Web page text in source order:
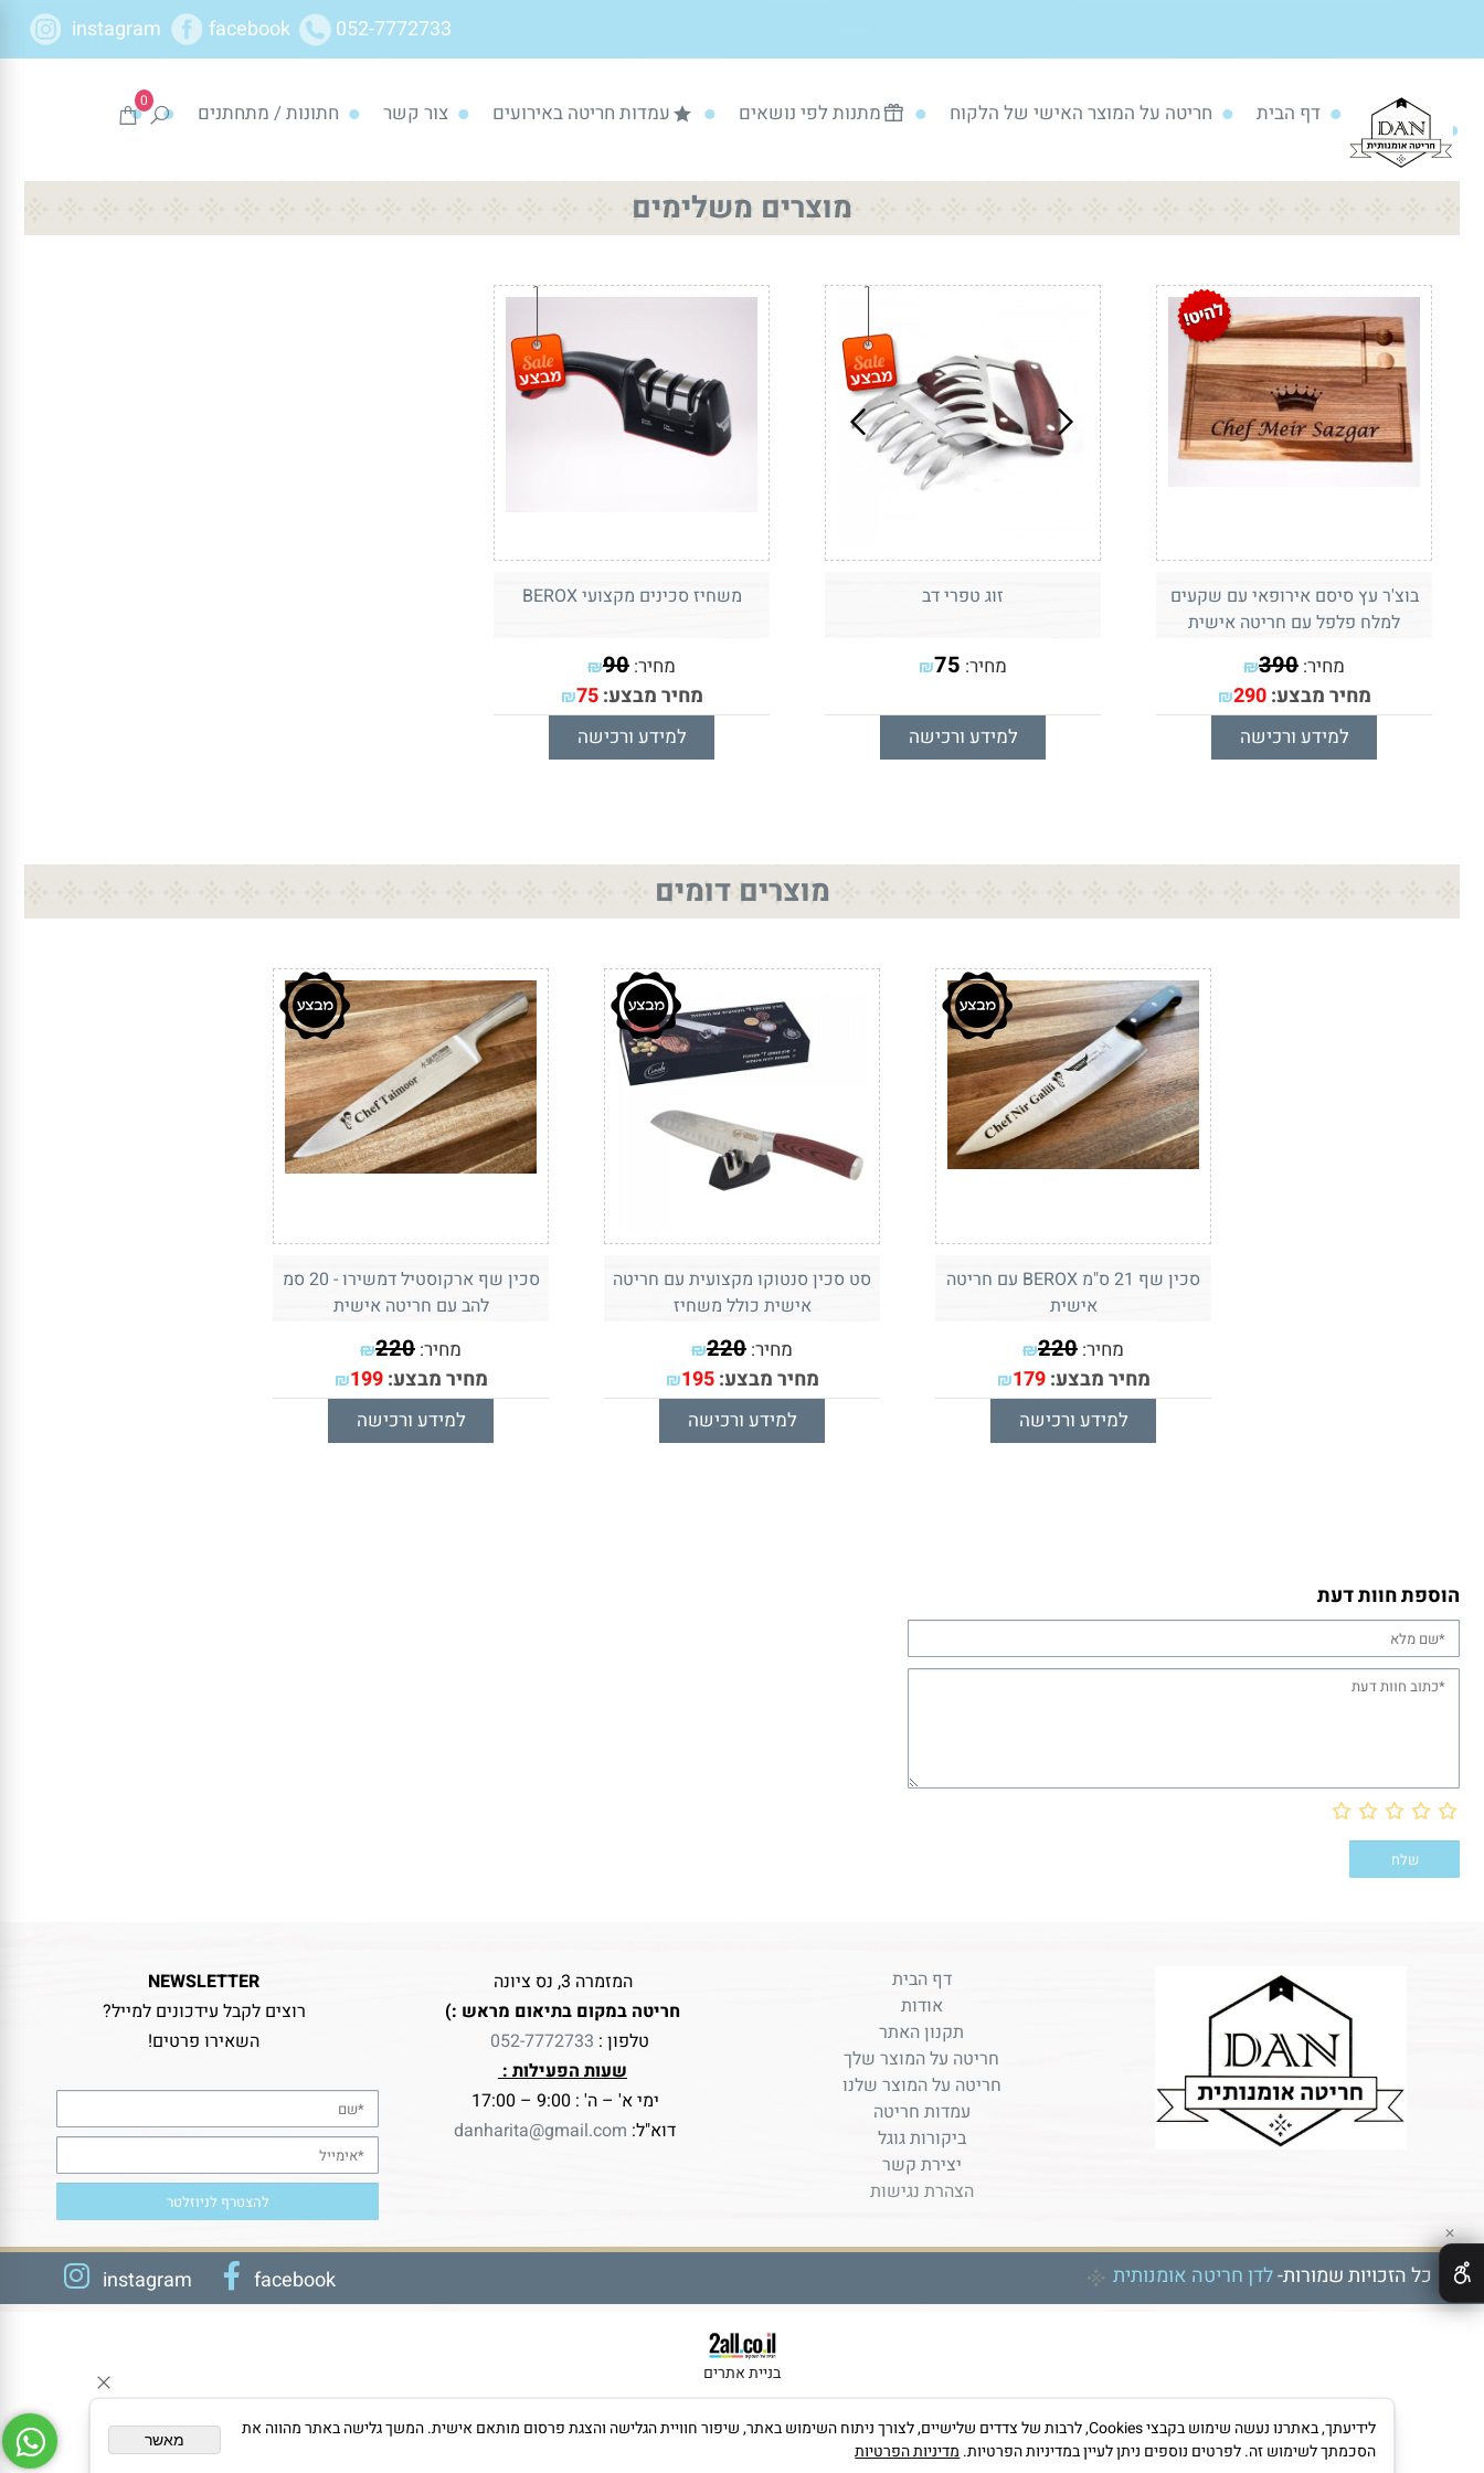
052-7772733
instagram
0 דף הבית חריטה על המוצר האישי של הלקוח מתנות לפי נושאים עמדות חריטה באירועים צור קשר חתונות / מתחתנים
מוצרים משלימים
בוצ'ר עץ סיסם אירופאי עם שקעים
למלח פלפל עם חריטה אישית
מחיר: ₪390
מחיר מבצע: ₪290
למידע ורכישה
זוג טפרי דב
מחיר: ₪75
למידע ורכישה
משחיז סכינים מקצועי BEROX
מחיר: ₪90
מחיר מבצע: ₪75
למידע ורכישה
מוצרים דומים
סכין שף 21 ס"מ BEROX עם חריטה
אישית
מחיר: ₪220
מחיר מבצע: ₪179
למידע ורכישה
סט סכין סנטוקו מקצועית עם חריטה
אישית כולל משחיז
מחיר: ₪220
מחיר מבצע: ₪195
למידע ורכישה
סכין שף ארקוסטיל דמשירו - 20 סמ
להב עם חריטה אישית
מחיר: ₪220
מחיר מבצע: ₪199
למידע ורכישה
הוספת חוות דעת
דף הבית
אודות
תקנון האתר
חריטה על המוצר שלך
חריטה על המוצר שלנו
עמדות חריטה
ביקורות גוגל
יצירת קשר
הצהרת נגישות
המזמרה 3, נס ציונה
חריטה במקום בתיאום מראש :)
טלפון : 052-7772733
שעות הפעילות :
ימי א' – ה' : 9:00 – 17:00
דוא"ל: danharita@gmail.com
NEWSLETTER
רוצים לקבל עידכונים למייל?
השאירו פרטים!
כל הזכויות שמורות-לדן חריטה אומנותית instagram facebook
בניית אתרים
✕
לידיעתך, באתרנו נעשה שימוש בקבצי Cookies, לרבות של צדדים שלישיים, לצורך ניתוח השימוש באתר, שיפור חוויית הגלישה והצגת פרסום מותאם אישית. המשך גלישה באתר מהווה את
הסכמתך לשימוש זה. לפרטים נוספים ניתן לעיין במדיניות הפרטיות. מדיניות הפרטיות מאשר